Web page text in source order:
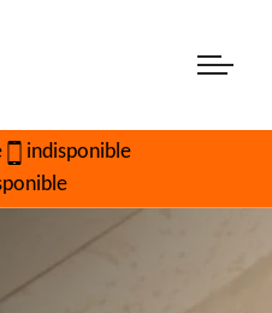
indisponible